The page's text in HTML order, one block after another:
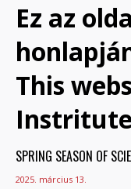
Ez az
This
SPRING SEASON OF
2025. március 13.
OLDALAK